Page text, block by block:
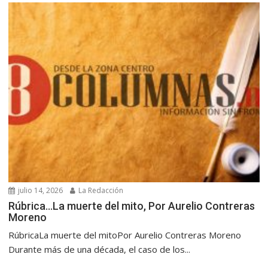
julio 14, 2026 La Redacción
Rúbrica…La muerte del mito, Por Aurelio Contreras
Moreno
RúbricaLa muerte del mitoPor Aurelio Contreras Moreno
Durante más de una década, el caso de los...